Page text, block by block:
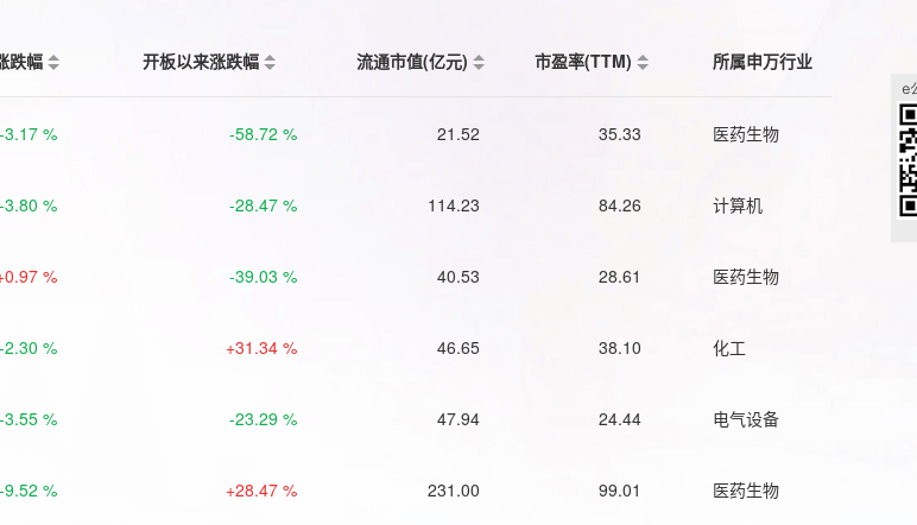
跌幅 开板以来涨跌幅 流通市值(亿元) 市盈率(TTM) 所属申万行业
-3.17 % -58.72 % 21.52 35.33 医药生物
-3.80 % -28.47 % 114.23 84.26 计算机
% -39.03 % 40.53 28.61 医药生物
-2.30 % +31.34 % 46.65 38.10 化工
-3.55 % -23.29 % 47.94 24.44 电气设备
-9.52 % +28.47 % 231.00 99.01 医药生物